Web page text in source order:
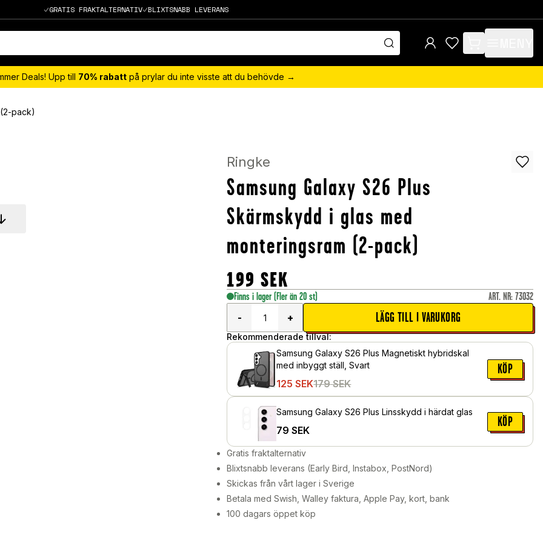
GRATIS FRAKTALTERNATIV BLIXTSNABB LEVERANS
items in cart, view
Deals! Upp till 70% rabatt på prylar du inte visste att du behövde →
pack)
Ringke
Samsung Galaxy S26 Plus
Skärmskydd i glas med
monteringsram (2-pack)
199 SEK
Finns i lager (Fler än 20 st) ART. NR: 73032
-
+ LÄGG TILL I VARUKORG
Rekommenderade tillval:
Samsung Galaxy S26 Plus Magnetiskt hybridskal
med inbyggt ställ, Svart
125 SEK179 SEK
KÖP
Samsung Galaxy S26 Plus Linsskydd i härdat glas
79 SEK
KÖP
Gratis fraktalternativ
Blixtsnabb leverans (Early Bird, Instabox, PostNord)
Skickas från vårt lager i Sverige
Betala med Swish, Walley faktura, Apple Pay, kort, bank
100 dagars öppet köp